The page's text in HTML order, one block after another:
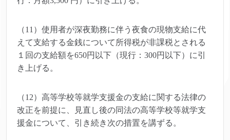
（11）使用者が深夜勤務に伴う夜食の現物支給に代
えて支給する金銭について所得税が非課税とされる
１回の支給額を650円以下（現行：300円以下）に引
き上げる。
（12）高等学校等就学支援金の支給に関する法律の
改正を前提に、見直し後の同法の高等学校等就学支
援金について、引き続き次の措置を講ずる。